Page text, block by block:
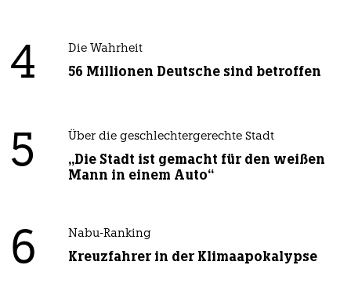
4 Die Wahrheit
56 Millionen Deutsche sind betroffen
5 Über die geschlechtergerechte Stadt
„Die Stadt ist gemacht für den weißen
Mann in einem Auto“
6 Nabu-Ranking
Kreuzfahrer in der Klimaapokalypse